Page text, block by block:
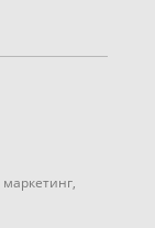
маркетинг,